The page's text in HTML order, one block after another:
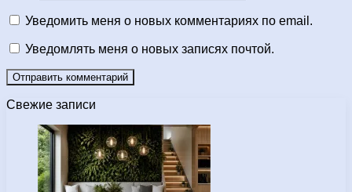
Уведомить меня о новых комментариях по email.
Уведомлять меня о новых записях почтой.
Свежие записи